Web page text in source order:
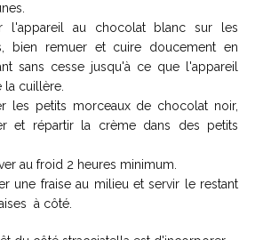
l'appareil au chocolat blanc sur les
bien remuer et cuire doucement en
sans cesse jusqu'à ce que l'appareil
la cuillère.
les petits morceaux de chocolat noir,
et répartir la crème dans des petits
au froid 2 heures minimum.
une fraise au milieu et servir le restant
à côté.